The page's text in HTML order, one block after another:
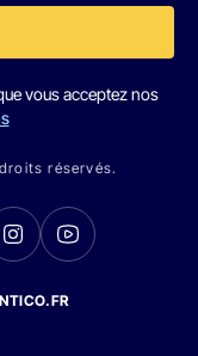
vous acceptez nos
réservés.